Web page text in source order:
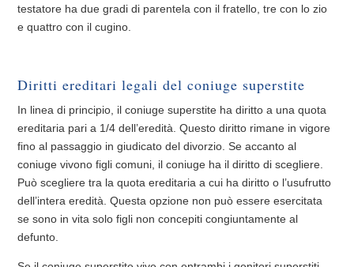
testatore ha due gradi di parentela con il fratello, tre con lo zio
e quattro con il cugino.
Diritti ereditari legali del coniuge superstite
In linea di principio, il coniuge superstite ha diritto a una quota
ereditaria pari a 1/4 dell’eredità. Questo diritto rimane in vigore
fino al passaggio in giudicato del divorzio. Se accanto al
coniuge vivono figli comuni, il coniuge ha il diritto di scegliere.
Può scegliere tra la quota ereditaria a cui ha diritto o l’usufrutto
dell’intera eredità. Questa opzione non può essere esercitata
se sono in vita solo figli non concepiti congiuntamente al
defunto.